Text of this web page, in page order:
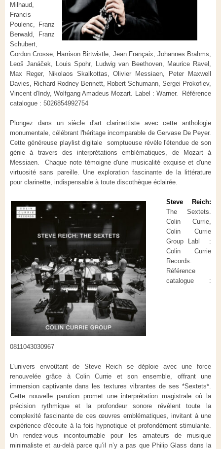
Milhaud,
Francis
Poulenc, Franz
Berwald, Franz
Schubert,
Gordon Crosse, Harrison Birtwistle, Jean Françaix, Johannes Brahms,
Leoš Janáček, Louis Spohr, Ludwig van Beethoven, Maurice Ravel,
Max Reger, Nikolaos Skalkottas, Olivier Messiaen, Peter Maxwell
Davies, Richard Rodney Bennett, Robert Schumann, Sergei Prokofiev,
Vincent d'Indy, Wolfgang Amadeus Mozart. Label : Warner. Référence
catalogue : 5026854992754
Plongez dans un siècle d'art clarinettiste avec cette anthologie
monumentale, célébrant l'héritage incomparable de Gervase De Peyer.
Cette généreuse playlist digitale somptueuse révèle l'étendue de son
génie à travers des interprétations emblématiques, de Mozart à
Messiaen. Chaque note témoigne d'une musicalité exquise et d'une
virtuosité sans pareille. Une exploration fascinante de la littérature
pour clarinette, indispensable à toute discothèque éclairée.
Steve Reich:
The Sextets.
Colin Currie,
Colin Currie
Group Labl :
Colin Currie
Records.
Référence
catalogue :
0811043030967
L'univers envoûtant de Steve Reich se déploie avec une force
renouvelée grâce à Colin Currie et son ensemble, offrant une
immersion captivante dans les textures vibrantes de ses *Sextets*.
Cette nouvelle parution promet une interprétation magistrale où la
précision rythmique et la profondeur sonore révèlent toute la
complexité fascinante de ces œuvres emblématiques, invitant à une
expérience d'écoute à la fois hypnotique et profondément stimulante.
Un rendez-vous incontournable pour les amateurs de musique
minimaliste et au-delà parce qu’il n’y a pas que Philip Glass dans la